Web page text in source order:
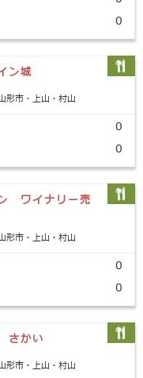
0
ン城
形市・上山・村山
0
0
ワイナリー売
形市・上山・村山
0
0
さかい
形市・上山・村山